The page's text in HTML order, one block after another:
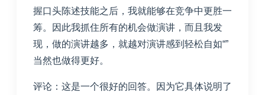
握口头陈述技能之后，我就能够在竞争中更胜一
筹。因此我抓住所有的机会做演讲，而且我发
现，做的演讲越多，就越对演讲感到轻松自如“”
当然也做得更好。
评论：这是一个很好的回答。因为它具体说明了